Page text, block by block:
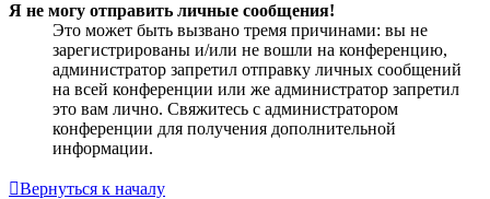
Я не могу отправить личные сообщения!
Это может быть вызвано тремя причинами: вы не
зарегистрированы и/или не вошли на конференцию,
администратор запретил отправку личных сообщений
на всей конференции или же администратор запретил
это вам лично. Свяжитесь с администратором
конференции для получения дополнительной
информации.
Вернуться к началу